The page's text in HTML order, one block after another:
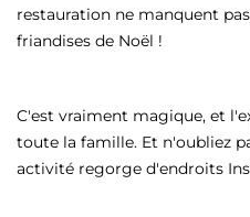
restauration ne manquent
friandises de Noël !
C'est vraiment magique, et
toute la famille. Et n'oubliez
activité regorge d'endroits